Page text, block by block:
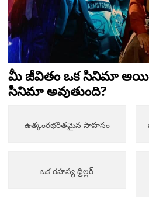
మీ జీవితం ఒక సినిమా
సినిమా అవుతుంది?
ఉత్కంఠభరితమైన సాహసం
ఒక రహస్య థ్రిల్లర్